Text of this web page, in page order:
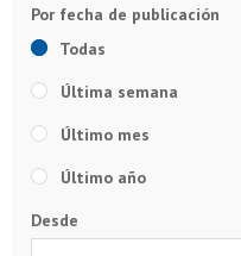
Todas
Última semana
Último mes
Último año
Desde